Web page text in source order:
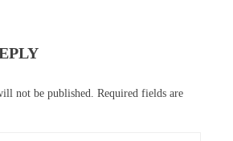
not be published. Required fields are